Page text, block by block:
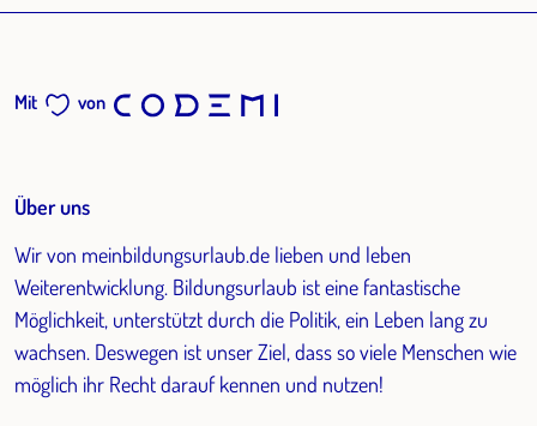
Mit von
Über uns
Wir von meinbildungsurlaub.de lieben und leben
Weiterentwicklung. Bildungsurlaub ist eine fantastische
Möglichkeit, unterstützt durch die Politik, ein Leben lang zu
wachsen. Deswegen ist unser Ziel, dass so viele Menschen wie
möglich ihr Recht darauf kennen und nutzen!